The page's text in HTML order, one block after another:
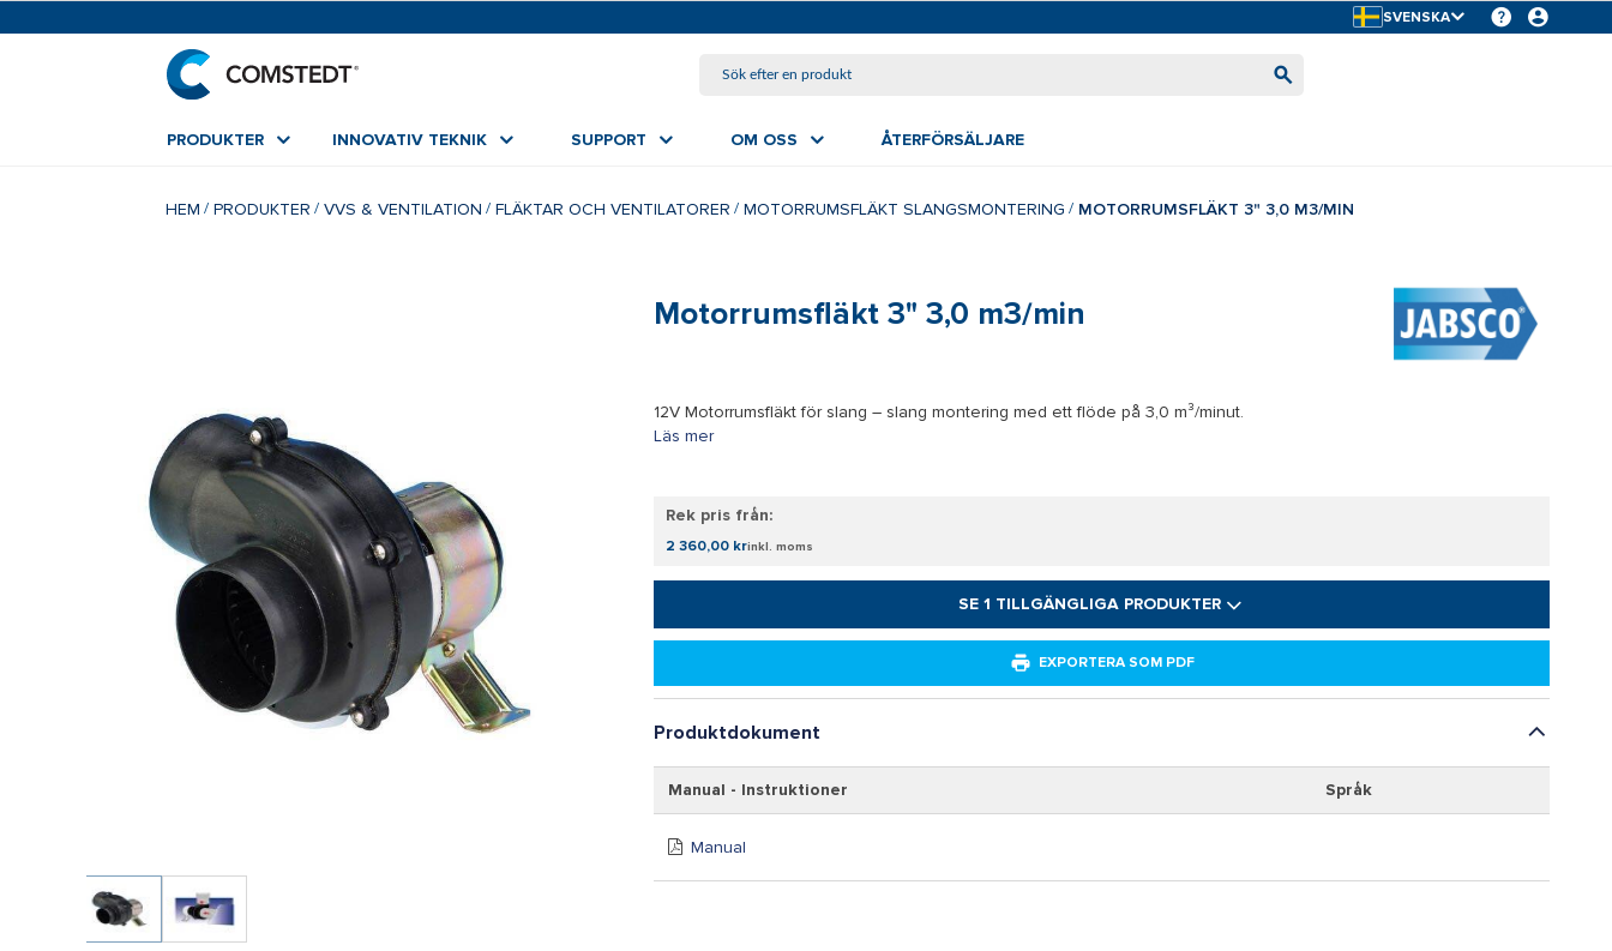
SVENSKA
PRODUKTER INNOVATIV TEKNIK SUPPORT OM OSS ÅTERFÖRSÄLJARE
HEM PRODUKTER VVS & VENTILATION FLÄKTAR OCH VENTILATORER MOTORRUMSFLÄKT SLANGSMONTERING MOTORRUMSFLÄKT 3" 3,0 M3/MIN
Motorrumsfläkt 3" 3,0 m3/min
12V Motorrumsfläkt för slang – slang montering med ett flöde på 3,0 m³/minut.
Läs mer
Rek pris från:
2 360,00 krinkl. moms
SE 1 TILLGÄNGLIGA PRODUKTER
EXPORTERA SOM PDF
Produktdokument
Manual - Instruktioner Språk
Manual